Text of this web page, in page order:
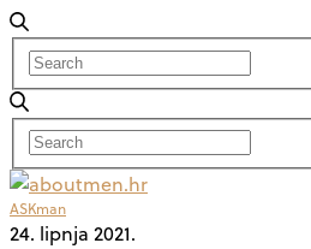
ASKman
24. lipnja 2021.